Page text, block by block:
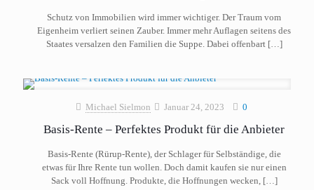
Schutz von Immobilien wird immer wichtiger. Der Traum vom
Eigenheim verliert seinen Zauber. Immer mehr Auflagen seitens des
Staates versalzen den Familien die Suppe. Dabei offenbart[…]
Michael Sielmon Januar 24, 2023 0
Basis-Rente – Perfektes Produkt für die Anbieter
Basis-Rente (Rürup-Rente), der Schlager für Selbständige, die
etwas für Ihre Rente tun wollen. Doch damit kaufen sie nur einen
Sack voll Hoffnung. Produkte, die Hoffnungen wecken,[…]